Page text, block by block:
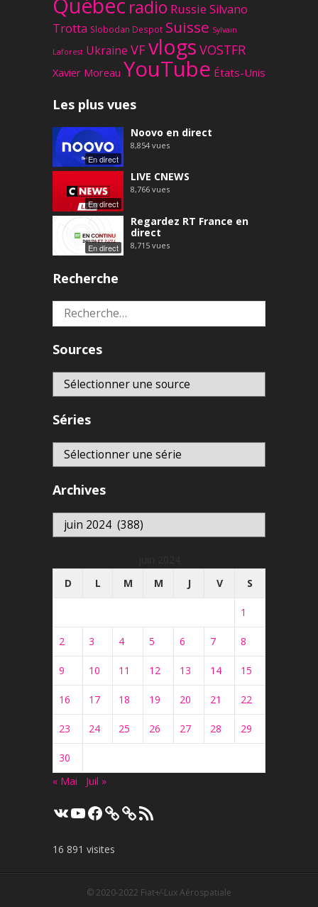
radio Russie Silvano
Trotta Slobodan Despot Suisse Sylvain
Laforest Ukraine VFvlogs VOSTFR
Xavier Moreau YouTube États-Unis
Les plus vues
En direct
Noovo en direct
8,854 vues
En direct
LIVE CNEWS
8,766 vues
En direct
Regardez RT France en
direct
8,715 vues
Recherche
Rechercher :
Sources
Séries
Archives
Archives
D
L M M J V S
1
2 3 4 5 6 7 8
9 10 11 12 13 14 15
16 17 18 19 20 21 22
23 24 25 26 27 28 29
30
« Mai
Juil »
VK YouTube
Facebook Flux
RSS
16 891 visites
© 2020-2022 Fiat+⁄-Lux Aérospatiale